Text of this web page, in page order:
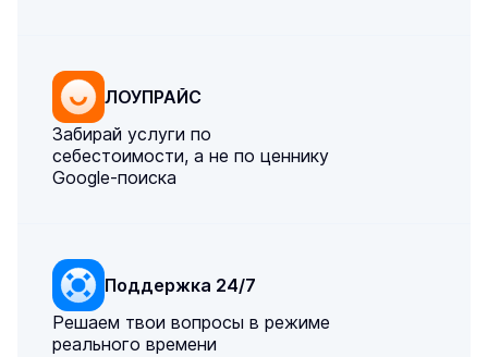
ЛОУПРАЙС
Забирай услуги по
себестоимости, а не по ценнику
Google-поиска
Поддержка 24/7
Решаем твои вопросы в режиме
реального времени